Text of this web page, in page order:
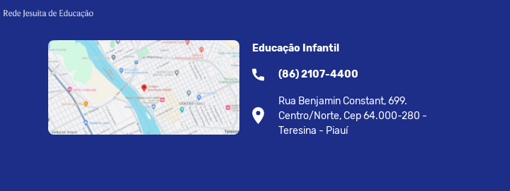
Educação Infantil
(86) 2107-4400
Rua Benjamin Constant, 699.
Centro/Norte, Cep 64.000-280 -
Teresina - Piauí